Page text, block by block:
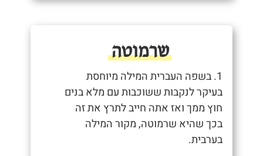
שרמוטה
1. בשפה העברית המילה מיוחסת
בעיקר לנקבות ששוכבות עם מלא בנים
חוץ ממך ואז אתה חייב לתרץ את זה
בכך שהיא שרמוטה, מקור המילה
בערבית.